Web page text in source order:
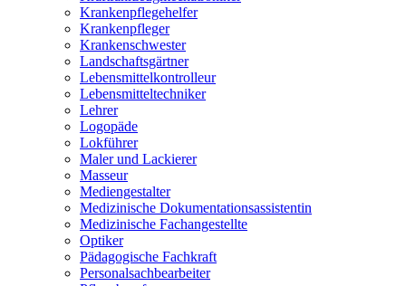
Krankenpflegehelfer
Krankenpfleger
Krankenschwester
Landschaftsgärtner
Lebensmittelkontrolleur
Lebensmitteltechniker
Lehrer
Logopäde
Lokführer
Maler und Lackierer
Masseur
Mediengestalter
Medizinische Dokumentationsassistentin
Medizinische Fachangestellte
Optiker
Pädagogische Fachkraft
Personalsachbearbeiter